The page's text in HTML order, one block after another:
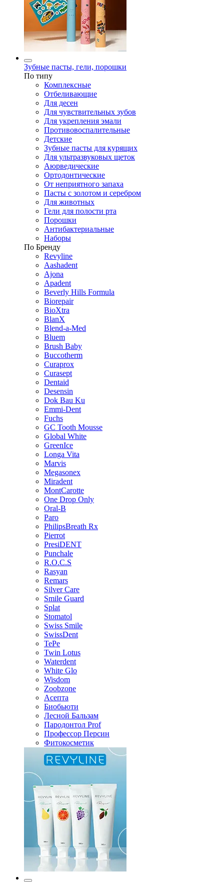
Зубные пасты, гели, порошки
По типу
Комплексные
Отбеливающие
Для десен
Для чувствительных зубов
Для укрепления эмали
Противовоспалительные
Детские
Зубные пасты для курящих
Для ультразвуковых щеток
Аюрведические
Ортодонтические
От неприятного запаха
Пасты с золотом и серебром
Для животных
Гели для полости рта
Порошки
Антибактериальные
Наборы
По Бренду
Revyline
Aashadent
Ajona
Apadent
Beverly Hills Formula
Biorepair
BioXtra
BlanX
Blend-a-Med
Bluem
Brush Baby
Buccotherm
Curaprox
Curasept
Dentaid
Desensin
Dok Bau Ku
Emmi-Dent
Fuchs
GC Tooth Mousse
Global White
GreenIce
Longa Vita
Marvis
Megasonex
Miradent
MontCarotte
One Drop Only
Oral-B
Paro
PhilipsBreath Rx
Pierrot
PresiDENT
Punchale
R.O.C.S
Rasyan
Remars
Silver Care
Smile Guard
Splat
Stomatol
Swiss Smile
SwissDent
TePe
Twin Lotus
Waterdent
White Glo
Wisdom
Zoobzone
Асепта
Биобьюти
Лесной Бальзам
Пародонтол Prof
Профессор Персин
Фитокосметик